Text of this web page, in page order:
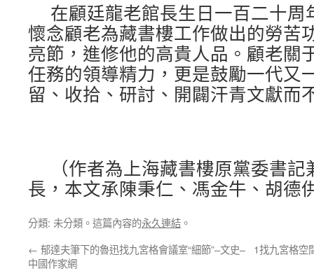
在顧廷龍老館長生日一百二十
懷念顧老為藏書樓工作做出的勞苦
亮節，進修他的高貴人品。顧老關
任務的領導精力，更是鼓勵一代又
留、收拾、研討、開闢汗青文獻而
（作者為上海藏書樓原黨委書
長，本文承陳秉仁、馮金牛、胡德
分類: 未分類。這篇內容的永久連結 。
← 郁達夫筆下的魯迅找九宮格會議室“細節”–文史–
中國作家網
1找九宮格空